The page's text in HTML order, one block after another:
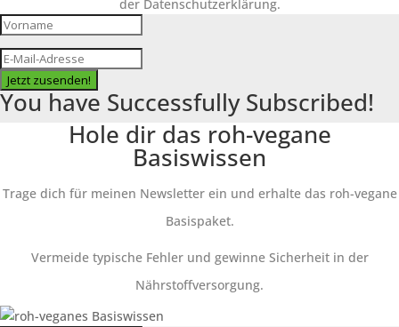
der Datenschutzerklärung.
Jetzt zusenden!
You have Successfully Subscribed!
Hole dir das roh-vegane
Basiswissen
Trage dich für meinen Newsletter ein und erhalte das roh-vegane
Basispaket.
Vermeide typische Fehler und gewinne Sicherheit in der
Nährstoffversorgung.